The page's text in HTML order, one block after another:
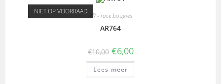
NIET OP VOORRAAD AR - race bougies
AR764
€10,00 €6,00
Lees meer